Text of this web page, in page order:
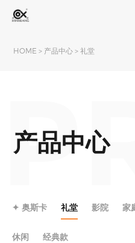
HOME > 产品中心 >礼堂
产品中心
✦ 奥斯卡 礼堂 影院 家
休闲 经典款